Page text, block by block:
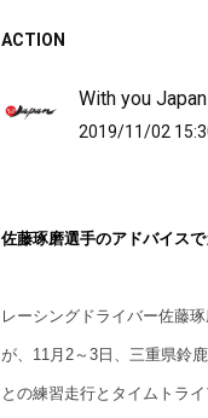
ACTION
With you Japan
2019/11/02
佐藤琢磨選手のアドバイス
レーシングドライバー佐藤
が、11月2～3日、三重県鈴
との練習走行とタイムトライ